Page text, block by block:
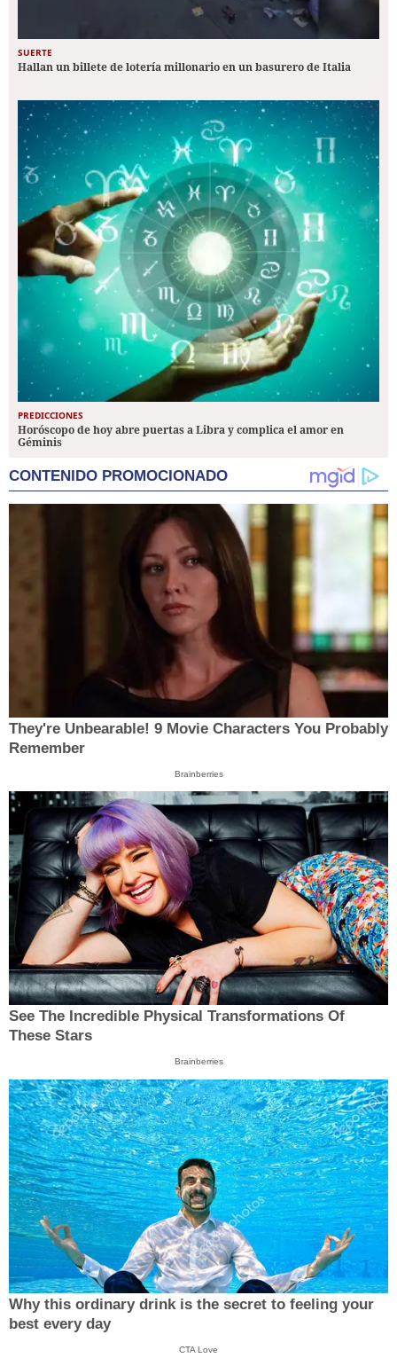
SUERTE
Hallan un billete de lotería millonario en un basurero de Italia
PREDICCIONES
Horóscopo de hoy abre puertas a Libra y complica el amor en
Géminis
CONTENIDO PROMOCIONADO
They're Unbearable! 9 Movie Characters You Probably
Remember
Brainberries
See The Incredible Physical Transformations Of
These Stars
Brainberries
Why this ordinary drink is the secret to feeling your
best every day
CTA Love